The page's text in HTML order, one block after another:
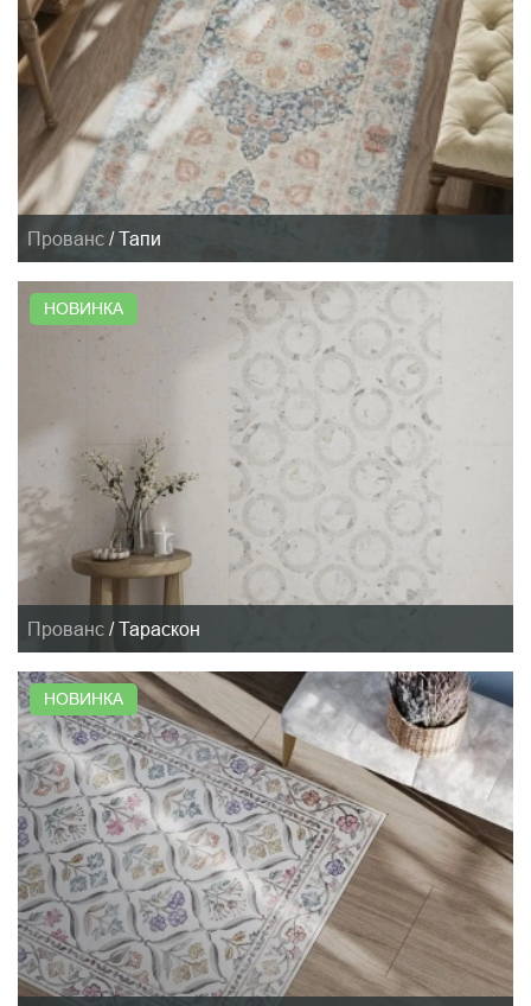
Прованс / Тапи
НОВИНКА
Прованс / Тараскон
НОВИНКА